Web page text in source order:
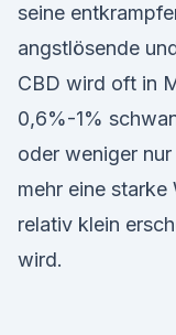
seine
angstlösende
CBD wird oft in
0,6%-1%
oder weniger
mehr eine
relativ klein
wird.